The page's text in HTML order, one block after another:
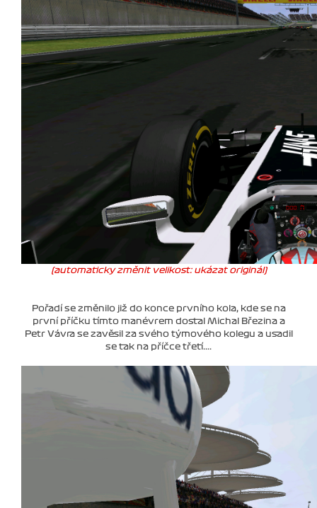
(automaticky změnit velikost: ukázat originál)
Pořadí se změnilo již do konce prvního kola, kde se na
první příčku tímto manévrem dostal Michal Březina a
Petr Vávra se zavěsil za svého týmového kolegu a usadil
se tak na příčce třetí....